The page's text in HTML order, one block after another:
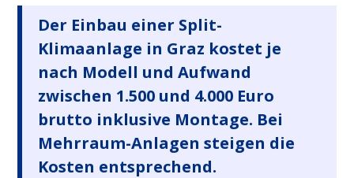
Der Einbau einer Split-
Klimaanlage in Graz kostet je
nach Modell und Aufwand
zwischen 1.500 und 4.000 Euro
brutto inklusive Montage. Bei
Mehrraum-Anlagen steigen die
Kosten entsprechend.